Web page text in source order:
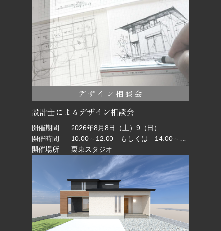
デザイン相談会
設計士によるデザイン相談会
開催期間
2026年8月8日（土）9（日）
開催時間
10:00～12:00 もしくは 14:00～16:00
開催場所
栗東スタジオ